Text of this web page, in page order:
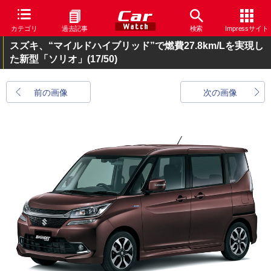
カテゴリ 過去記事 検索 Impressサイト
スズキ、“マイルドハイブリッド”で燃費27.8km/Lを実現し
た新型「ソリオ」 (17/50)
前の画像 次の画像